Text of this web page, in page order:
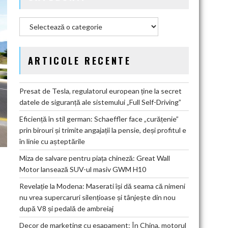
ARTICOLE RECENTE
Presat de Tesla, regulatorul european ține la secret
datele de siguranță ale sistemului „Full Self-Driving”
Eficiență în stil german: Schaeffler face „curățenie”
prin birouri și trimite angajații la pensie, deși profitul e
în linie cu așteptările
Miza de salvare pentru piața chineză: Great Wall
Motor lansează SUV-ul masiv GWM H10
Revelație la Modena: Maserati își dă seama că nimeni
nu vrea supercaruri silențioase și tânjește din nou
după V8 și pedală de ambreiaj
Decor de marketing cu eșapament: În China, motorul